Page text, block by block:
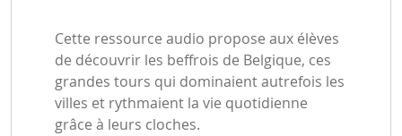
Cette ressource audio propose aux élèves
de découvrir les beffrois de Belgique, ces
grandes tours qui dominaient autrefois les
villes et rythmaient la vie quotidienne
grâce à leurs cloches.